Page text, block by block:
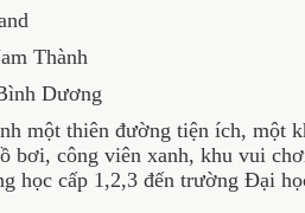
Thành
Dương
thiên đường tiện ích, một
bơi, công viên xanh, khu vui
học cấp 1,2,3 đến trường Đại